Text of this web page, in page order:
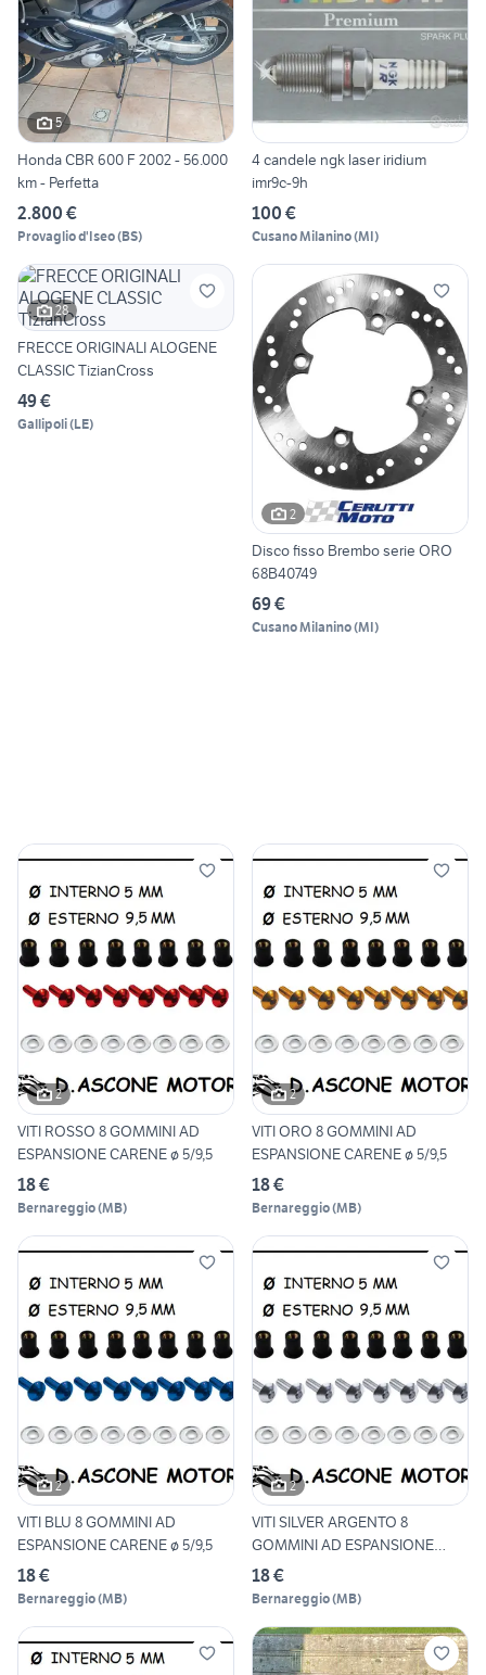
5
Honda CBR 600 F 2002 - 56.000
km - Perfetta
2.800 €
Provaglio d'Iseo(BS)
4 candele ngk laser iridium
imr9c-9h
100 €
Cusano Milanino(MI)
28
FRECCE ORIGINALI ALOGENE
CLASSIC TizianCross
49 €
Gallipoli(LE)
2
Disco fisso Brembo serie ORO
68B40749
69 €
Cusano Milanino(MI)
2
VITI ROSSO 8 GOMMINI AD
ESPANSIONE CARENE ø 5/9,5
18 €
Bernareggio(MB)
2
VITI ORO 8 GOMMINI AD
ESPANSIONE CARENE ø 5/9,5
18 €
Bernareggio(MB)
2
VITI BLU 8 GOMMINI AD
ESPANSIONE CARENE ø 5/9,5
18 €
Bernareggio(MB)
2
VITI SILVER ARGENTO 8
GOMMINI AD ESPANSIONE
CARENE
18 €
Bernareggio(MB)